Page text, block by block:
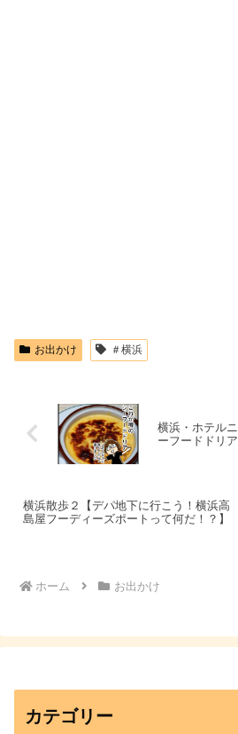
お出かけ ＃横浜
横浜・ホテル
ーフードドリ
横浜散歩２【デパ地下に行こう！横浜高
島屋フーディーズポートって何だ！？】
ホーム お出かけ
カテゴリー